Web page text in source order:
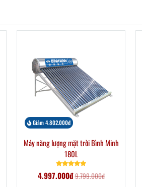
Giảm 4.802.000đ
Máy năng lượng mặt trời Bình Minh
180L
4.997.000đ9.799.000đ